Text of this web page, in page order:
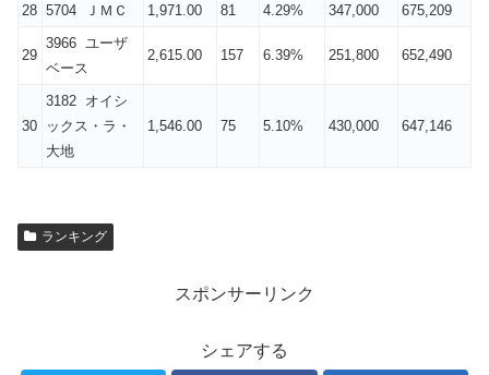
28 5704 ＪＭＣ 1,971.00 81 4.29% 347,000 675,209
29
3966 ユーザ
ベース
2,615.00 157 6.39% 251,800 652,490
30
3182 オイシ
ックス・ラ・
大地
1,546.00 75 5.10% 430,000 647,146
ランキング
スポンサーリンク
シェアする